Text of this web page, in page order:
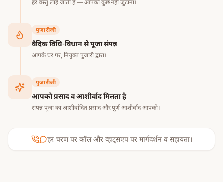
हर वस्तु लाई जाती है — आपको कुछ नहीं जुटाना।
पुजारीजी
वैदिक विधि-विधान से पूजा संपन्न
आपके घर पर, नियुक्त पुजारी द्वारा।
पुजारीजी
आपको प्रसाद व आशीर्वाद मिलता है
संपन्न पूजा का आशीर्वादित प्रसाद और पूर्ण आशीर्वाद आपको।
हर चरण पर कॉल और व्हाट्सएप पर मार्गदर्शन व सहायता।